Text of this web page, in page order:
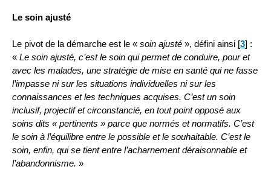
Le soin ajusté
Le pivot de la démarche est le « soin ajusté », défini ainsi [3] :
« Le soin ajusté, c’est le soin qui permet de conduire, pour et
avec les malades, une stratégie de mise en santé qui ne fasse
l’impasse ni sur les situations individuelles ni sur les
connaissances et les techniques acquises. C’est un soin
inclusif, projectif et circonstancié, en tout point opposé aux
soins dits « pertinents » parce que normés et normatifs. C’est
le soin à l’équilibre entre le possible et le souhaitable. C’est le
soin, enfin, qui se tient entre l’acharnement déraisonnable et
l’abandonnisme. »